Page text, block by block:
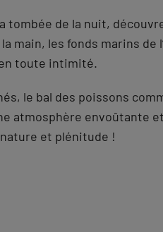
tombée de la nuit,
main, les fonds marins de
toute intimité.
le bal des poissons
atmosphère envoûtante
et plénitude !